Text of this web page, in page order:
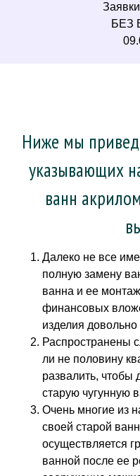
БЕЗ
Ниже мы
указывающих
ванн
Далеко не все
полную замену
ванна и ее
финансовых
изделия довольно
Распространены
ли не половину
развалить, чтобы
старую чугунную
Очень многие из
своей старой
осуществляется
ванной после ее